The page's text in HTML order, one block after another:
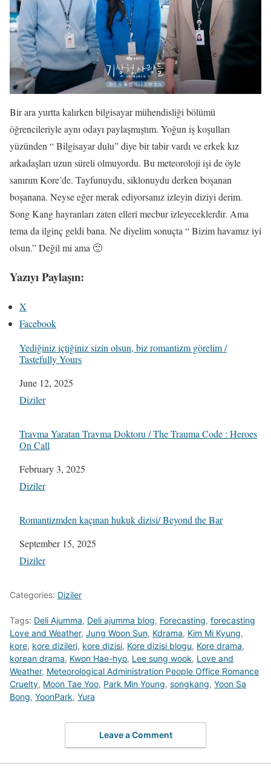
Bir ara yurtta kalırken bilgisayar mühendisliği bölümü
öğrencileriyle aynı odayı paylaşmıştım. Yoğun iş koşulları
yüzünden “ Bilgisayar dulu” diye bir tabir vardı ve erkek kız
arkadaşları uzun süreli olmuyordu. Bu meteoroloji işi de öyle
sanırım Kore’de. Tayfunuydu, siklonuydu derken boşanan
boşanana. Neyse eğer merak ediyorsanız izleyin diziyi derim.
Song Kang hayranları zaten elleri mecbur izleyeceklerdir. Ama
tema da ilginç geldi bana. Ne diyelim sonuçta “ Bizim havamız iyi
olsun.” Değil mi ama 🙂
Yazıyı Paylaşın:
X
Facebook
Yediğiniz içtiğiniz sizin olsun, biz romantizm görelim /
Tastefully Yours
Date
June 12, 2025
In relation to
Diziler
Travma Yaratan Travma Doktoru / The Trauma Code : Heroes
On Call
Date
February 3, 2025
In relation to
Diziler
Romantizmden kaçınan hukuk dizisi/ Beyond the Bar
Date
September 15, 2025
In relation to
Diziler
Categories: Diziler
Tags: Deli Ajumma, Deli ajumma blog, Forecasting, forecasting
Love and Weather, Jung Woon Sun, Kdrama, Kim Mi Kyung,
kore, kore dizileri, kore dizisi, Kore dizisi blogu, Kore drama,
korean drama, Kwon Hae-hyo, Lee sung wook, Love and
Weather, Meteorological Administration People Office Romance
Cruelty, Moon Tae Yoo, Park Min Young, songkang, Yoon Sa
Bong, YoonPark, Yura
Leave a Comment